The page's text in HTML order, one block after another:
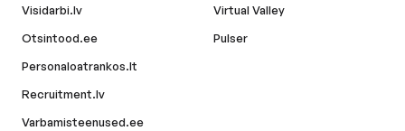
Visidarbi.lv
Otsintood.ee
Personaloatrankos.lt
Recruitment.lv
Varbamisteenused.ee
Virtual Valley
Pulser